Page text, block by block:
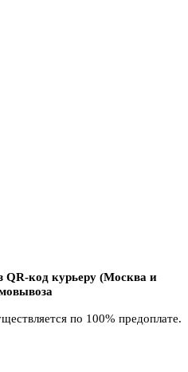
QR-код курьеру (Москва и
по 100% предоплате.